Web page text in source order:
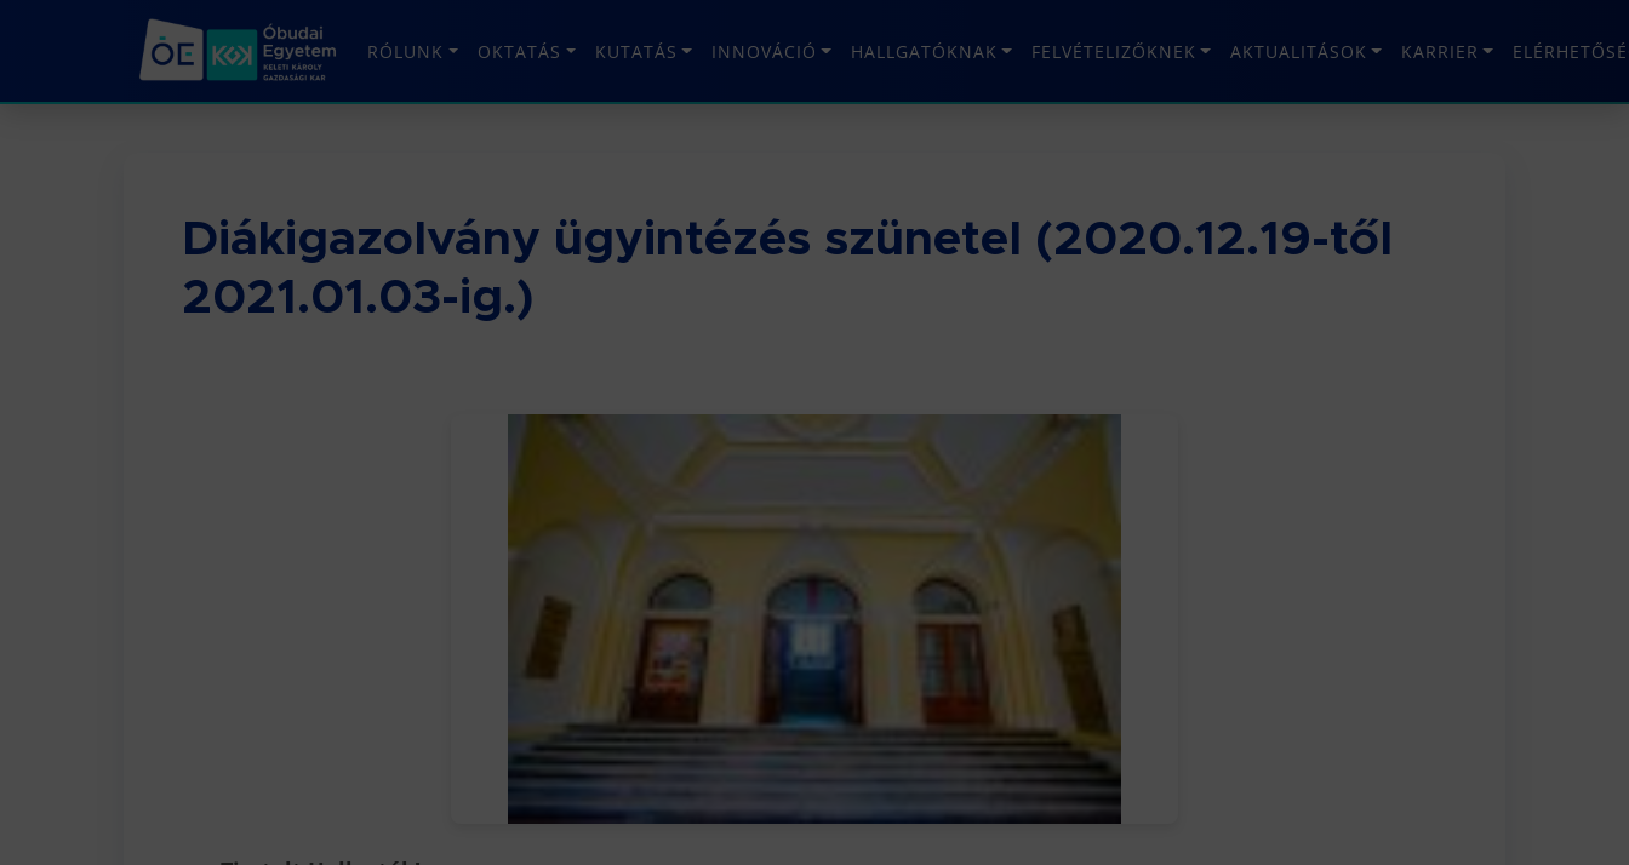
RÓLUNK OKTATÁS KUTATÁS INNOVÁCIÓ HALLGATÓKNAK FELVÉTELIZŐKNEK AKTUALITÁSOK KARRIER
Diákigazolvány ügyintézés szünetel (2020.12.19-től
2021.01.03-ig.)